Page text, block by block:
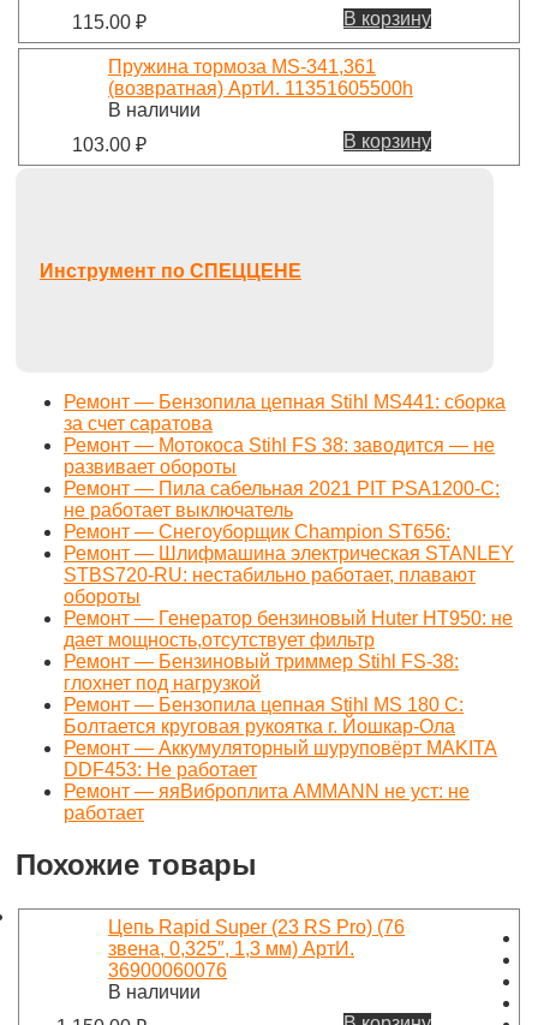
115.00 ₽ В корзину
Пружина тормоза MS-341,361
(возвратная) АртИ. 11351605500h
В наличии
103.00 ₽ В корзину
Инструмент по СПЕЦЦЕНЕ
Ремонт — Бензопила цепная Stihl MS441: сборка
за счет саратова
Ремонт — Мотокоса Stihl FS 38: заводится — не
развивает обороты
Ремонт — Пила сабельная 2021 PIT PSA1200-C:
не работает выключатель
Ремонт — Снегоуборщик Champion ST656:
Ремонт — Шлифмашина электрическая STANLEY
STBS720-RU: нестабильно работает, плавают
обороты
Ремонт — Генератор бензиновый Huter НТ950: не
дает мощность,отсутствует фильтр
Ремонт — Бензиновый триммер Stihl FS-38:
глохнет под нагрузкой
Ремонт — Бензопила цепная Stihl MS 180 C:
Болтается круговая рукоятка г. Йошкар-Ола
Ремонт — Аккумуляторный шуруповёрт MAKITA
DDF453: Не работает
Ремонт — яяВиброплита AMMANN не уст: не
работает
Похожие товары
Цепь Rapid Super (23 RS Pro) (76
звена, 0,325″, 1,3 мм) АртИ.
36900060076
В наличии